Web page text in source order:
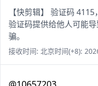
【快剪辑】 验证码
验证码提供给他人可能
骗。
接收时间: 北京时间(+8):